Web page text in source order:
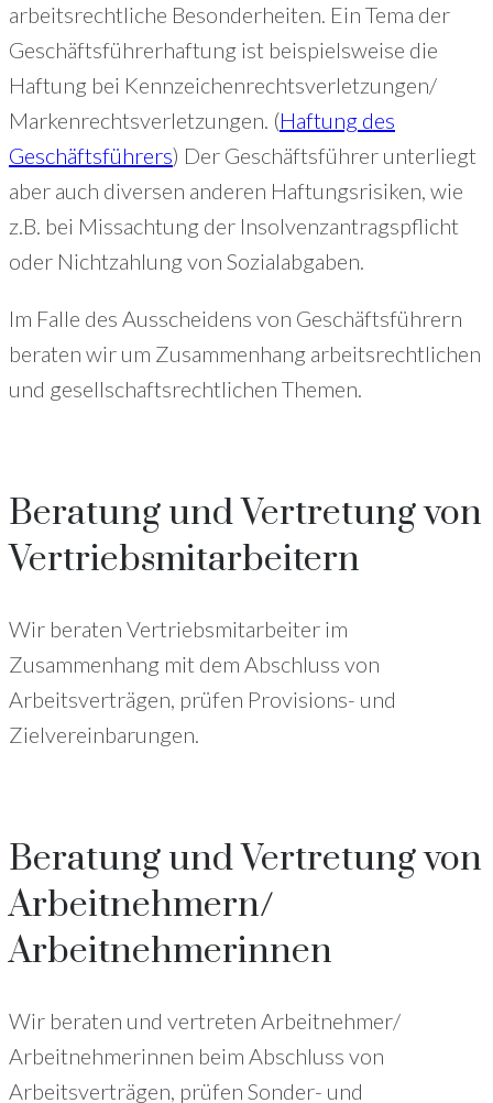
arbeitsrechtliche Besonderheiten. Ein Tema der
Geschäftsführerhaftung ist beispielsweise die
Haftung bei Kennzeichenrechtsverletzungen/
Markenrechtsverletzungen. (Haftung des
Geschäftsführers) Der Geschäftsführer unterliegt
aber auch diversen anderen Haftungsrisiken, wie
z.B. bei Missachtung der Insolvenzantragspflicht
oder Nichtzahlung von Sozialabgaben.
Im Falle des Ausscheidens von Geschäftsführern
beraten wir um Zusammenhang arbeitsrechtlichen
und gesellschaftsrechtlichen Themen.
Beratung und Vertretung von
Vertriebsmitarbeitern
Wir beraten Vertriebsmitarbeiter im
Zusammenhang mit dem Abschluss von
Arbeitsverträgen, prüfen Provisions- und
Zielvereinbarungen.
Beratung und Vertretung von
Arbeitnehmern/
Arbeitnehmerinnen
Wir beraten und vertreten Arbeitnehmer/
Arbeitnehmerinnen beim Abschluss von
Arbeitsverträgen, prüfen Sonder- und